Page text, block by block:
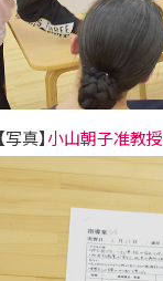
【写真】小山朝子准教授